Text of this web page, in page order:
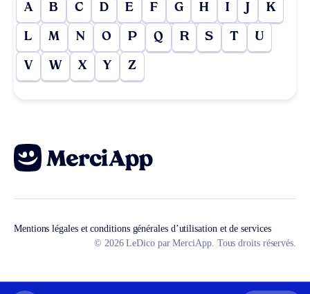
A B C D E F G H I J K
L M N O P Q R S T U
V W X Y Z
Mentions légales et conditions générales d’utilisation et de services
© 2026 LeDico par MerciApp. Tous droits réservés.